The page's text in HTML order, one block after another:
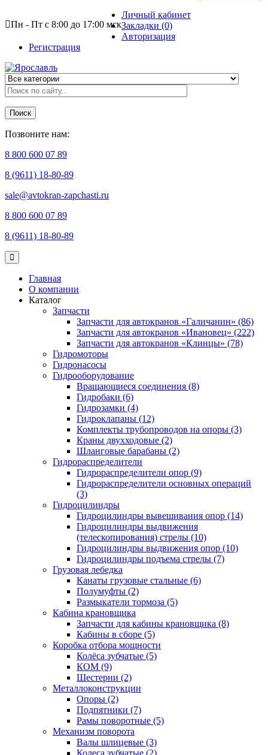
Пн - Пт с 8:00 до 17:00 мск
Личный кабинет
Закладки (0)
Авторизация
Регистрация
Поиск
Позвоните нам:
8 800 600 07 89
8 (9611) 18-80-89
sale@avtokran-zapchasti.ru
8 800 600 07 89
8 (9611) 18-80-89
Главная
О компании
Каталог
Запчасти
Запчасти для автокранов «Галичанин» (86)
Запчасти для автокранов «Ивановец» (222)
Запчасти для автокранов «Клинцы» (78)
Гидромоторы
Гидронасосы
Гидрооборудование
Вращающиеся соединения (8)
Гидробаки (6)
Гидрозамки (4)
Гидроклапаны (12)
Комплекты трубопроводов на опоры (3)
Краны двухходовые (2)
Шланговые барабаны (2)
Гидрораспределители
Гидрораспределители опор (9)
Гидрораспределители основных операций
(3)
Гидроцилиндры
Гидроцилиндры вывешивания опор (14)
Гидроцилиндры выдвижения
(телескопирования) стрелы (10)
Гидроцилиндры выдвижения опор (10)
Гидроцилиндры подъема стрелы (7)
Грузовая лебедка
Канаты грузовые стальные (6)
Полумуфты (2)
Размыкатели тормоза (5)
Кабина крановщика
Запчасти для кабины крановщика (8)
Кабины в сборе (5)
Коробка отбора мощности
Колёса зубчатые (5)
КОМ (9)
Шестерни (2)
Металлоконструкции
Опоры (2)
Подпятники (7)
Рамы поворотные (5)
Механизм поворота
Валы шлицевые (3)
Колеса зубчатые (2)